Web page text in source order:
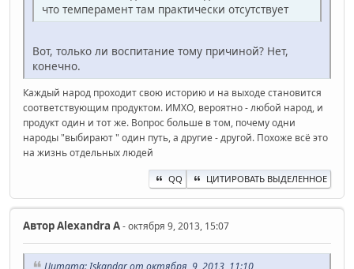
что темперамент там практически отсутствует
Вот, только ли воспитание тому причиной? Нет,
конечно.
Каждый народ проходит свою историю и на выходе становится
соответствующим продуктом. ИМХО, вероятно - любой народ, и
продукт один и тот же. Вопрос больше в том, почему одни
народы "выбирают " один путь, а другие - другой. Похоже всё это
на жизнь отдельных людей
QQ ЦИТИРОВАТЬ ВЫДЕЛЕННОЕ
АвторAlexandra A- октября 9, 2013, 15:07
Цитата: Iskandar от октября 9, 2013, 11:10